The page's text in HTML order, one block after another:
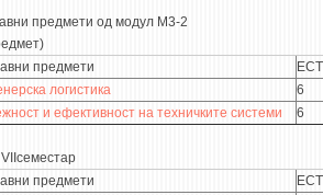
предмети од модул М3-2
предмети
логистика
6
и ефективност на техничките системи 6
предмети